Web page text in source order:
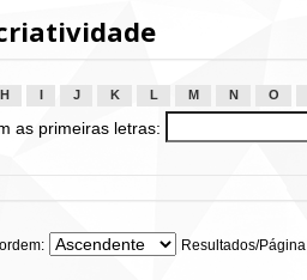
H J K L M N O
as primeiras letras:
Resultados/Página